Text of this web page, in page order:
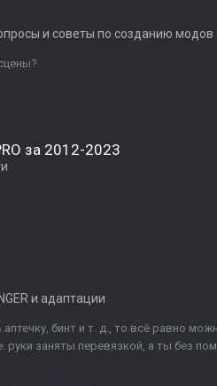
и советы по созданию модов
за 2012-2023
и адаптации
бинт и т. д., то всё равно
руки заняты перевязкой, а ты без